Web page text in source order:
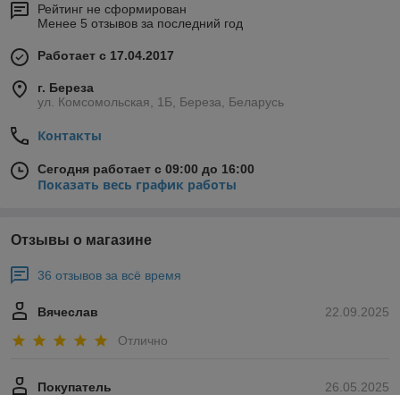
Рейтинг не сформирован
Менее 5 отзывов за последний год
Работает с 17.04.2017
г. Береза
ул. Комсомольская, 1Б, Береза, Беларусь
Контакты
Сегодня работает с 09:00 до 16:00
Показать весь график работы
Отзывы о магазине
36 отзывов за всё время
22.09.2025
Вячеслав
Отлично
26.05.2025
Покупатель